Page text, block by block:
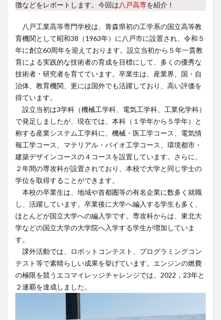
徴などをレポートします。今回は八戸高専を紹介！
八戸工業高等専門学校は、青森県初の工学系の国立高等教
育機関として昭和38 （1963年）に八戸市に設置され、令和５
年に創立60周年を迎えております。設立当初から５年一貫教
育による実践的な技術者の育成を目標にして、多くの優秀な
技術者・研究者を育てています。卒業生は、産業界、国・自
治体、教育機関、更には国外でも活躍しており、高い評価を
得ています。
設立当初は3学科（機械工学科、電気工学科、工業化学科）
で発足しましたが、現在では、本科（１学年から５学年）と
称する産業システム工学科に、機械・医工学コース、電気情
報工学コース、マテリアル・バイオ工学コース、環境都市・
建築デザインコースの４コースを設置しています。さらに、
２年間の専攻科が設置されており、本校で大学と同じ学士の
学位を取得することができます。
本校の卒業生は、地域や首都圏等の有名企業に数多く就職
し、活躍しています。卒業後に大学へ編入する学生も多く、
ほとんどが国立大学への編入学です。専攻科からは、東北大
学などの国立大学の大学院へ入学する学生が増加していま
す。
課外活動では、ロボットコンテスト、プログラミングコン
テスト等で素晴らしい成果を挙げています。エンジンの燃費
の極限を競うエコマイレッジチャレンジでは、 2022 ， 23年と
２連覇を達成しました。